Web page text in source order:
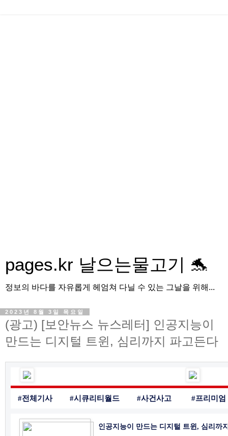
pages.kr 날으는물고기 🐬
정보의 바다를 자유롭게 헤엄쳐 다닐 수 있는 그날을 위해...
2023년 8월 3일 목요일
(광고) [보안뉴스 뉴스레터] 인공지능이
만드는 디지털 트윈, 심리까지 파고든다
#전체기사 #시큐리티월드 #사건사고 #프리미엄
인공지능이 만드는 디지털 트윈, 심리까